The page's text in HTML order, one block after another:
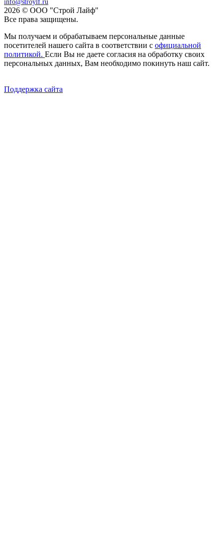
info@stroylf.ru
2026 © ООО "Строй Лайф"
Все права защищены.
Мы получаем и обрабатываем персональные данные
посетителей нашего сайта в соответствии с официальной
политикой. Если Вы не даете согласия на обработку своих
персональных данных, Вам необходимо покинуть наш сайт.
Поддержка сайта